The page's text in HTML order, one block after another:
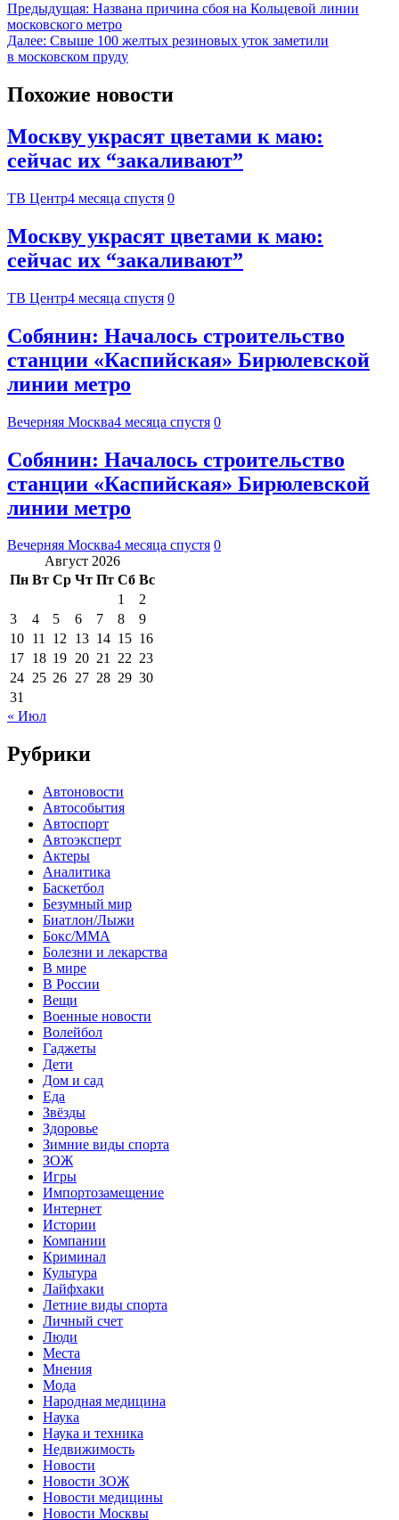
Предыдущая: Названа причина сбоя на Кольцевой линии
московского метро
Далее: Свыше 100 желтых резиновых уток заметили
в московском пруду
Похожие новости
Москву украсят цветами к маю:
сейчас их “закаливают”
ТВ Центр4 месяца спустя 0
Москву украсят цветами к маю:
сейчас их “закаливают”
ТВ Центр4 месяца спустя 0
Собянин: Началось строительство
станции «Каспийская» Бирюлевской
линии метро
Вечерняя Москва4 месяца спустя 0
Собянин: Началось строительство
станции «Каспийская» Бирюлевской
линии метро
Вечерняя Москва4 месяца спустя 0
Август 2026
Пн Вт Ср Чт Пт Сб Вс
1
2
3
4 5 6 7 8
9
10 11 12 13 14 15 16
17 18 19 20 21 22 23
24 25 26 27 28 29 30
31
« Июл
Рубрики
Автоновости
Автособытия
Автоспорт
Автоэксперт
Актеры
Аналитика
Баскетбол
Безумный мир
Биатлон/Лыжи
Бокс/MMA
Болезни и лекарства
В мире
В России
Вещи
Военные новости
Волейбол
Гаджеты
Дети
Дом и сад
Еда
Звёзды
Здоровье
Зимние виды спорта
ЗОЖ
Игры
Импортозамещение
Интернет
Истории
Компании
Криминал
Культура
Лайфхаки
Летние виды спорта
Личный счет
Люди
Места
Мнения
Мода
Народная медицина
Наука
Наука и техника
Недвижимость
Новости
Новости ЗОЖ
Новости медицины
Новости Москвы